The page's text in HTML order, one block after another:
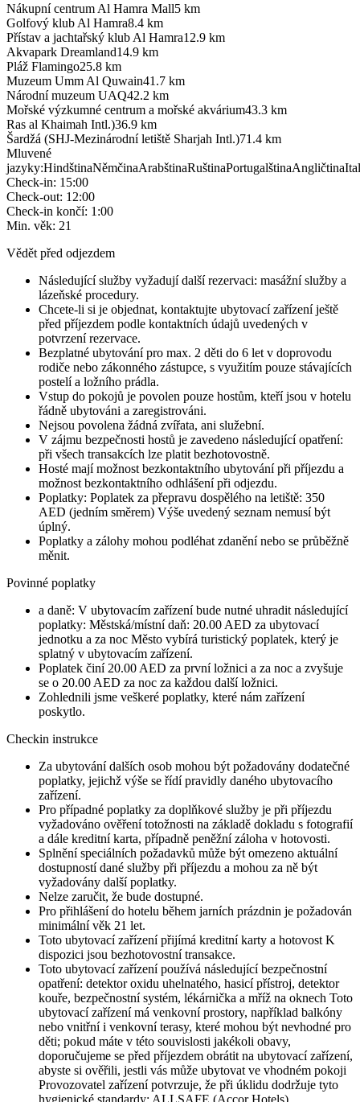
Nákupní centrum Al Hamra Mall5 km
Golfový klub Al Hamra8.4 km
Přístav a jachtařský klub Al Hamra12.9 km
Akvapark Dreamland14.9 km
Pláž Flamingo25.8 km
Muzeum Umm Al Quwain41.7 km
Národní muzeum UAQ42.2 km
Mořské výzkumné centrum a mořské akvárium43.3 km
Ras al Khaimah Intl.)36.9 km
Šardžá (SHJ-Mezinárodní letiště Sharjah Intl.)71.4 km
Mluvené
jazyky:HindštinaNěmčinaArabštinaRuštinaPortugalštinaAngličtina
Check-in: 15:00
Check-out: 12:00
Check-in končí: 1:00
Min. věk: 21
Vědět před odjezdem
Následující služby vyžadují další rezervaci: masážní služby a
lázeňské procedury.
Chcete-li si je objednat, kontaktujte ubytovací zařízení ještě
před příjezdem podle kontaktních údajů uvedených v
potvrzení rezervace.
Bezplatné ubytování pro max. 2 děti do 6 let v doprovodu
rodiče nebo zákonného zástupce, s využitím pouze stávajících
postelí a ložního prádla.
Vstup do pokojů je povolen pouze hostům, kteří jsou v hotelu
řádně ubytováni a zaregistrováni.
Nejsou povolena žádná zvířata, ani služební.
V zájmu bezpečnosti hostů je zavedeno následující opatření:
při všech transakcích lze platit bezhotovostně.
Hosté mají možnost bezkontaktního ubytování při příjezdu a
možnost bezkontaktního odhlášení při odjezdu.
Poplatky: Poplatek za přepravu dospělého na letiště: 350
AED (jedním směrem) Výše uvedený seznam nemusí být
úplný.
Poplatky a zálohy mohou podléhat zdanění nebo se průběžně
měnit.
Povinné poplatky
a daně: V ubytovacím zařízení bude nutné uhradit následující
poplatky: Městská/místní daň: 20.00 AED za ubytovací
jednotku a za noc Město vybírá turistický poplatek, který je
splatný v ubytovacím zařízení.
Poplatek činí 20.00 AED za první ložnici a za noc a zvyšuje
se o 20.00 AED za noc za každou další ložnici.
Zohlednili jsme veškeré poplatky, které nám zařízení
poskytlo.
Checkin instrukce
Za ubytování dalších osob mohou být požadovány dodatečné
poplatky, jejichž výše se řídí pravidly daného ubytovacího
zařízení.
Pro případné poplatky za doplňkové služby je při příjezdu
vyžadováno ověření totožnosti na základě dokladu s fotografií
a dále kreditní karta, případně peněžní záloha v hotovosti.
Splnění speciálních požadavků může být omezeno aktuální
dostupností dané služby při příjezdu a mohou za ně být
vyžadovány další poplatky.
Nelze zaručit, že bude dostupné.
Pro přihlášení do hotelu během jarních prázdnin je požadován
minimální věk 21 let.
Toto ubytovací zařízení přijímá kreditní karty a hotovost K
dispozici jsou bezhotovostní transakce.
Toto ubytovací zařízení používá následující bezpečnostní
opatření: detektor oxidu uhelnatého, hasicí přístroj, detektor
kouře, bezpečnostní systém, lékárnička a mříž na oknech Toto
ubytovací zařízení má venkovní prostory, například balkóny
nebo vnitřní i venkovní terasy, které mohou být nevhodné pro
děti; pokud máte v této souvislosti jakékoli obavy,
doporučujeme se před příjezdem obrátit na ubytovací zařízení,
abyste si ověřili, jestli vás může ubytovat ve vhodném pokoji
Provozovatel zařízení potvrzuje, že při úklidu dodržuje tyto
hygienické standardy: ALLSAFE (Accor Hotels).